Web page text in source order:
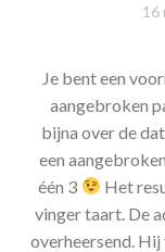
16
Je bent een
aangebroken
bijna over de
een
één 3
Het
vinger taart. De
overheersend.